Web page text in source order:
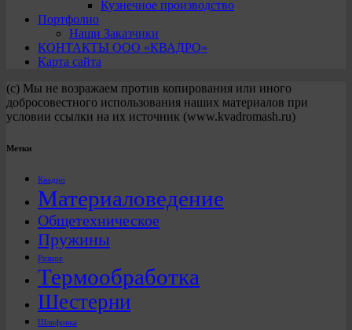
Кузнечное производство
Портфолио
Наши Заказчики
КОНТАКТЫ ООО «КВАДРО»
Карта сайта
(с) Мы не возражаем против копирования или иного
добросовестного использования наших материалов при
условии ссылки на их источник (www.kvadromash.ru)
Метки
Квадро
Материаловедение
Общетехническое
Пружины
Разное
Термообработка
Шестерни
Шлифовка